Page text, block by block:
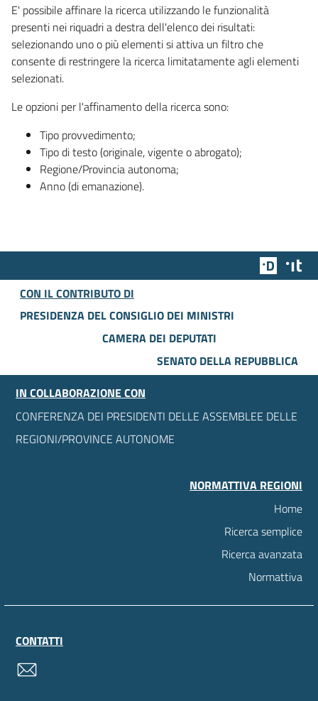
E' possibile affinare la ricerca utilizzando le funzionalità
presenti nei riquadri a destra dell'elenco dei risultati:
selezionando uno o più elementi si attiva un filtro che
consente di restringere la ricerca limitatamente agli elementi
selezionati.
Le opzioni per l'affinamento della ricerca sono:
Tipo provvedimento;
Tipo di testo (originale, vigente o abrogato);
Regione/Provincia autonoma;
Anno (di emanazione).
Team
CON IL CONTRIBUTO DI
PRESIDENZA DEL CONSIGLIO DEI MINISTRI
CAMERA DEI DEPUTATI
SENATO DELLA REPUBBLICA
IN COLLABORAZIONE CON
CONFERENZA DEI PRESIDENTI DELLE ASSEMBLEE DELLE
REGIONI/PROVINCE AUTONOME
NORMATTIVA REGIONI
Home
Ricerca semplice
Ricerca avanzata
Normattiva
CONTATTI